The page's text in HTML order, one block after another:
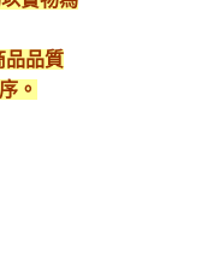
品品質
。